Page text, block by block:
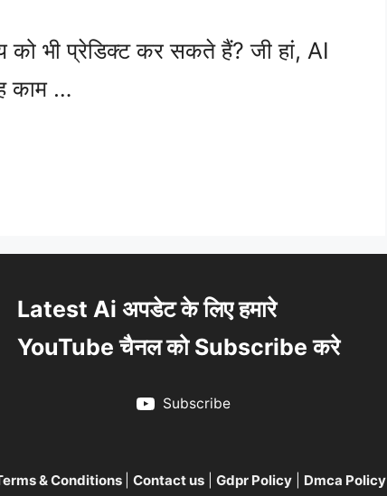
भी प्रेडिक्ट कर सकते हैं? जी हां, AI
काम …
Latest Ai अपडेट के लिए हमारे
YouTube चैनल को Subscribe करे
Subscribe
& Conditions Contact us Gdpr Policy Dmca Policy